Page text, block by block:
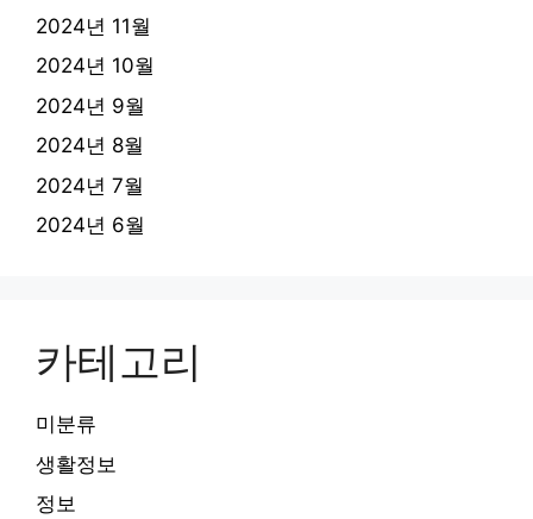
2024년 11월
2024년 10월
2024년 9월
2024년 8월
2024년 7월
2024년 6월
카테고리
미분류
생활정보
정보